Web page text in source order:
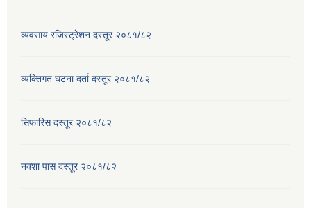
व्यवसाय रजिस्ट्रेशन दस्तूर २०८१/८२
व्यक्तिगत घटना दर्ता दस्तूर २०८१/८२
सिफारिस दस्तूर २०८१/८२
नक्शा पास दस्तूर २०८१/८२